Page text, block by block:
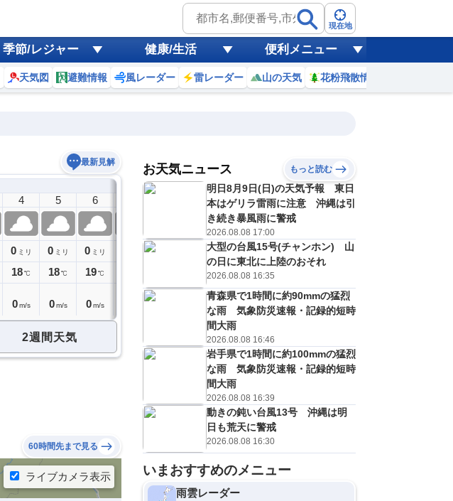
現在地
季節/レジャー 健康/生活 便利メニュー
天気図 避難情報 風レーダー 雷レーダー 山の天気 花粉飛散情報
最新見解
4
0 ミリ
18℃
0 m/s
5
0 ミリ
18℃
0 m/s
6
0 ミリ
19℃
0 m/s
9
ミリ
℃
m/s
10
0ミリ
25℃
1m/s
11
0ミリ
27
1 m/s
12
0ミリ
2m/s
13
0ミリ
2 m/s
2週間天気
60時間先まで見る
お天気ニュース もっと読む
明日8月9日(日)の天気予報 東日
本はゲリラ雷雨に注意 沖縄は引
き続き暴風雨に警戒
2026.08.08 17:00
大型の台風15号(チャンホン) 山
の日に東北に上陸のおそれ
2026.08.08 16:35
青森県で1時間に約90mmの猛烈
な雨 気象防災速報・記録的短時
間大雨
2026.08.08 16:46
岩手県で1時間に約100mmの猛烈
な雨 気象防災速報・記録的短時
間大雨
2026.08.08 16:39
動きの鈍い台風13号 沖縄は明
日も荒天に警戒
2026.08.08 16:30
いまおすすめのメニュー
雨雲レーダー